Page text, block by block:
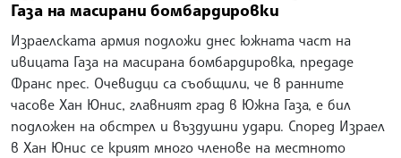
Газа на масирани бомбардировки
Израелската армия подложи днес южната част на
ивицата Газа на масирана бомбардировка, предаде
Франс прес. Очевидци са съобщили, че в ранните
часове Хан Юнис, главният град в Южна Газа, е бил
подложен на обстрел и въздушни удари. Според Израел
в Хан Юнис се крият много членове на местното